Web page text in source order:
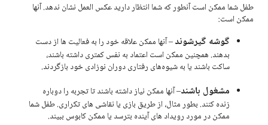
طفل شما ممکن است آنطور که شما انتظار دارید عکس العمل نشان ندهد. آنها
ممکن است:
گوشه‌ گیرشوند– آنها ممکن علاقه خود را به فعالیت ها از دست
بدهند. همچنین ممکن است اعتماد به نفس کمتری داشته باشند،
ساکت باشند یا به شیوه‌های رفتاری دوران نوزادی خود بازگردند.
مشغول باشند– آنها ممکن نیاز داشته باشند تا تجربه را دوباره
زنده کنند. بطور مثال، از طریق بازی یا نقاشی های تکراری. طفل شما
ممکن در مورد رویداد های آینده بترسد یا ممکن کابوس ببیند.